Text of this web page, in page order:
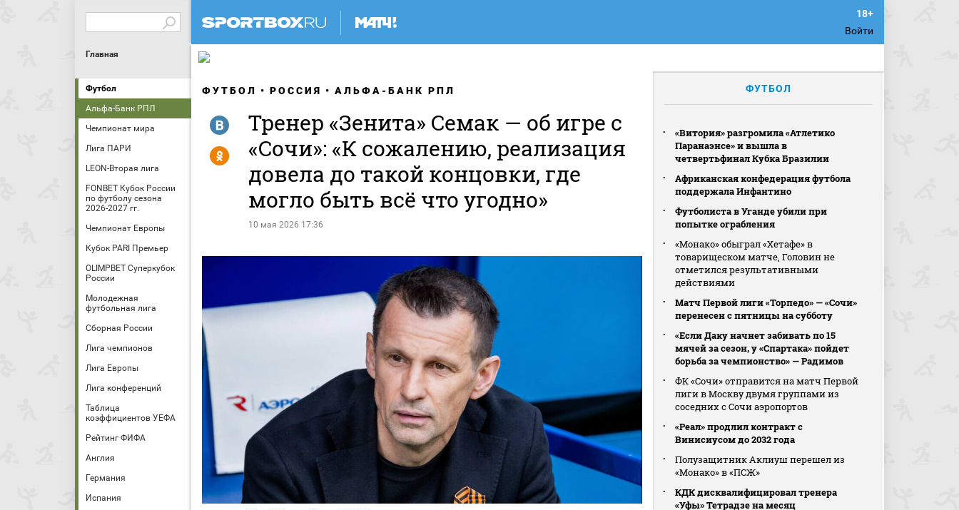
Войти
Главная
Футбол
Альфа-Банк РПЛ
Чемпионат мира
Лига ПАРИ
LEON-Вторая лига
FONBET Кубок России
по футболу сезона
2026-2027 гг.
Чемпионат Европы
Кубок PARI Премьер
OLIMPBET Суперкубок
России
Молодежная
футбольная лига
Сборная России
Лига чемпионов
Лига Европы
Лига конференций
Таблица
коэффициентов УЕФА
Рейтинг ФИФА
Англия
Германия
Испания
ФУТБОЛ РОССИЯ АЛЬФА-БАНК РПЛ
Тренер «Зенита» Семак — об игре с
«Сочи»: «К сожалению, реализация
довела до такой концовки, где
могло быть всё что угодно»
10 мая 2026 17:36
R
Y
ФУТБОЛ
«Витория» разгромила «Атлетико
Паранаэнсе» и вышла в
четвертьфинал Кубка Бразилии
Африканская конфедерация футбола
поддержала Инфантино
Футболиста в Уганде убили при
попытке ограбления
«Монако» обыграл «Хетафе» в
товарищеском матче, Головин не
отметился результативными
действиями
Матч Первой лиги «Торпедо» — «Сочи»
перенесен с пятницы на субботу
«Если Даку начнет забивать по 15
мячей за сезон, у «Спартака» пойдет
борьба за чемпионство» — Радимов
ФК «Сочи» отправится на матч Первой
лиги в Москву двумя группами из
соседних с Сочи аэропортов
«Реал» продлил контракт с
Винисиусом до 2032 года
Полузащитник Аклиуш перешел из
«Монако» в «ПСЖ»
КДК дисквалифицировал тренера
«Уфы» Тетрадзе на месяц